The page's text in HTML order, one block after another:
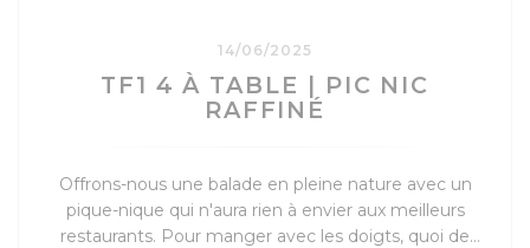
14/06/2025
TF1 4 À TABLE | PIC NIC
RAFFINÉ
Offrons-nous une balade en pleine nature avec un
pique-nique qui n'aura rien à envier aux meilleurs
restaurants. Pour manger avec les doigts, quoi de